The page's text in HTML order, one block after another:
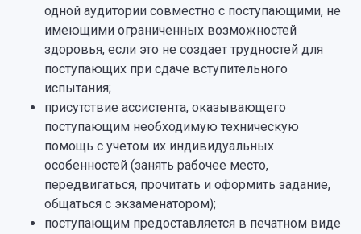
одной аудитории совместно с поступающими, не
имеющими ограниченных возможностей
здоровья, если это не создает трудностей для
поступающих при сдаче вступительного
испытания;
присутствие ассистента, оказывающего
поступающим необходимую техническую
помощь с учетом их индивидуальных
особенностей (занять рабочее место,
передвигаться, прочитать и оформить задание,
общаться с экзаменатором);
поступающим предоставляется в печатном виде